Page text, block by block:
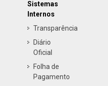
Sistemas
Internos
Transparência
Diário
Oficial
Folha de
Pagamento